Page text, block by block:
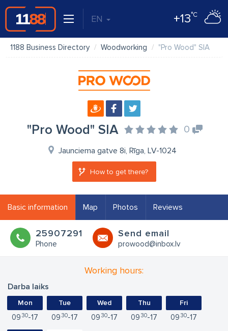
EN +13°C
1188 Business Directory Woodworking "Pro Wood" SIA
"Pro Wood" SIA 0
Jaunciema gatve 8i, Rīga, LV-1024
How to get there?
Basic information Map Photos Reviews
25907291
Phone
Send email
prowood@inbox.lv
Working hours:
Darba laiks
Mon
09 30 17
Tue
09 30 17
Wed
09 30 17
Thu
09 30 17
Fri
09 30 17